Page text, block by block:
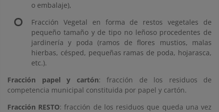
o embalaje),
Fracción Vegetal en forma de restos vegetales de
pequeño tamaño y de tipo no leñoso procedentes de
jardinería y poda (ramos de flores mustios, malas
hierbas, césped, pequeñas ramas de poda, hojarasca,
etc.).
Fracción papel y cartón: fracción de los residuos de
competencia municipal constituida por papel y cartón.
Fracción RESTO: fracción de los residuos que queda una vez